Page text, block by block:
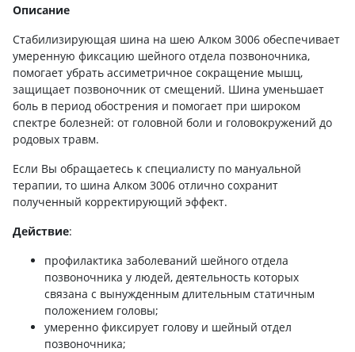
Описание
Стабилизирующая шина на шею Алком 3006 обеспечивает
умеренную фиксацию шейного отдела позвоночника,
помогает убрать ассиметричное сокращение мышц,
защищает позвоночник от смещений. Шина уменьшает
боль в период обострения и помогает при широком
спектре болезней: от головной боли и головокружений до
родовых травм.
Если Вы обращаетесь к специалисту по мануальной
терапии, то шина Алком 3006 отлично сохранит
полученный корректирующий эффект.
Действие:
профилактика заболеваний шейного отдела
позвоночника у людей, деятельность которых
связана с вынужденным длительным статичным
положением головы;
умеренно фиксирует голову и шейный отдел
позвоночника;